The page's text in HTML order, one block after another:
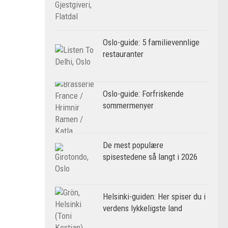
Oslo-guide: 5 familievennlige
restauranter
Oslo-guide: Forfriskende
sommermenyer
De mest populære
spisestedene så langt i 2026
Helsinki-guiden: Her spiser du i
verdens lykkeligste land